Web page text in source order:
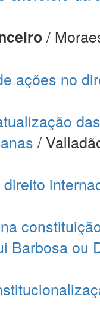
/
ações no
/
Barbosa ou